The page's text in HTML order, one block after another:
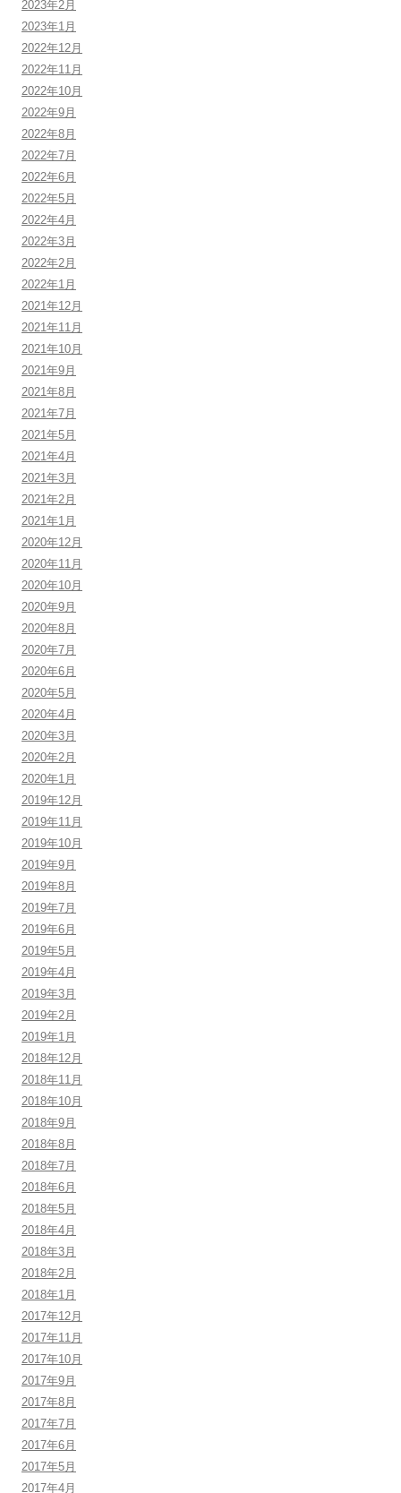
2023年2月
2023年1月
2022年12月
2022年11月
2022年10月
2022年9月
2022年8月
2022年7月
2022年6月
2022年5月
2022年4月
2022年3月
2022年2月
2022年1月
2021年12月
2021年11月
2021年10月
2021年9月
2021年8月
2021年7月
2021年5月
2021年4月
2021年3月
2021年2月
2021年1月
2020年12月
2020年11月
2020年10月
2020年9月
2020年8月
2020年7月
2020年6月
2020年5月
2020年4月
2020年3月
2020年2月
2020年1月
2019年12月
2019年11月
2019年10月
2019年9月
2019年8月
2019年7月
2019年6月
2019年5月
2019年4月
2019年3月
2019年2月
2019年1月
2018年12月
2018年11月
2018年10月
2018年9月
2018年8月
2018年7月
2018年6月
2018年5月
2018年4月
2018年3月
2018年2月
2018年1月
2017年12月
2017年11月
2017年10月
2017年9月
2017年8月
2017年7月
2017年6月
2017年5月
2017年4月